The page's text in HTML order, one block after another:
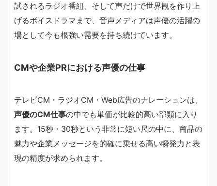
試されるラジオ番組、そして声だけで世界観を作り上
げるボイスドラマまで、音声メディアは声優の活躍の
場として今も根強い需要を持ち続けています。
CMや企業PRにおける声優の仕事
テレビCM・ラジオCM・Web広告のナレーションは、
声優のCM仕事の中でも単価が比較的高い部類に入り
ます。15秒・30秒という非常に短い尺の中に、商品の
魅力や企業メッセージを的確に乗せる高い瞬発力と表
現の精度が求められます。